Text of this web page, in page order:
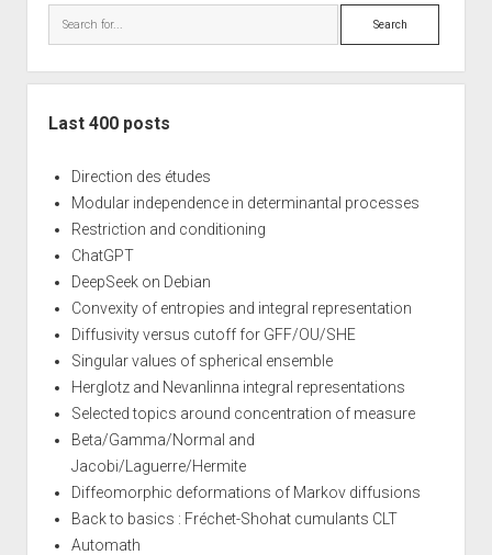
Search
Last 400 posts
Direction des études
Modular independence in determinantal processes
Restriction and conditioning
ChatGPT
DeepSeek on Debian
Convexity of entropies and integral representation
Diffusivity versus cutoff for GFF/OU/SHE
Singular values of spherical ensemble
Herglotz and Nevanlinna integral representations
Selected topics around concentration of measure
Beta/Gamma/Normal and
Jacobi/Laguerre/Hermite
Diffeomorphic deformations of Markov diffusions
Back to basics : Fréchet-Shohat cumulants CLT
Automath